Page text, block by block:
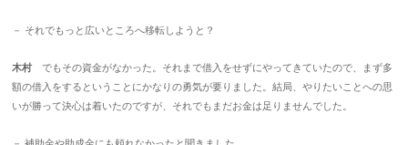
－ それでもっと広いところへ移転しようと？
木村でもその資金がなかった。それまで借入をせずにやってきていたので、まず多
額の借入をするということにかなりの勇気が要りました。結局、やりたいことへの思
いが勝って決心は着いたのですが、それでもまだお金は足りませんでした。